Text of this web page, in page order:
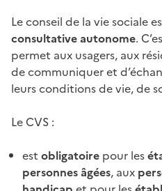
Le conseil de la vie sociale
consultative autonome.
permet aux usagers, aux
de communiquer et
leurs conditions de vie, de
Le CVS :
est obligatoire pour les
personnes âgées, aux